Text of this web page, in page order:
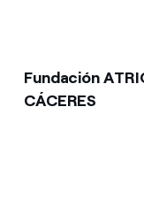
Fundación
CÁCERES